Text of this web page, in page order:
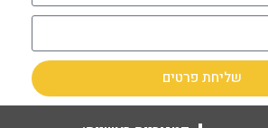
שליחת פרטים